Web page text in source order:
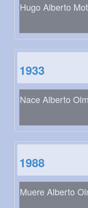
Hugo Alberto
1933
Nace Alberto
1988
Muere Alberto